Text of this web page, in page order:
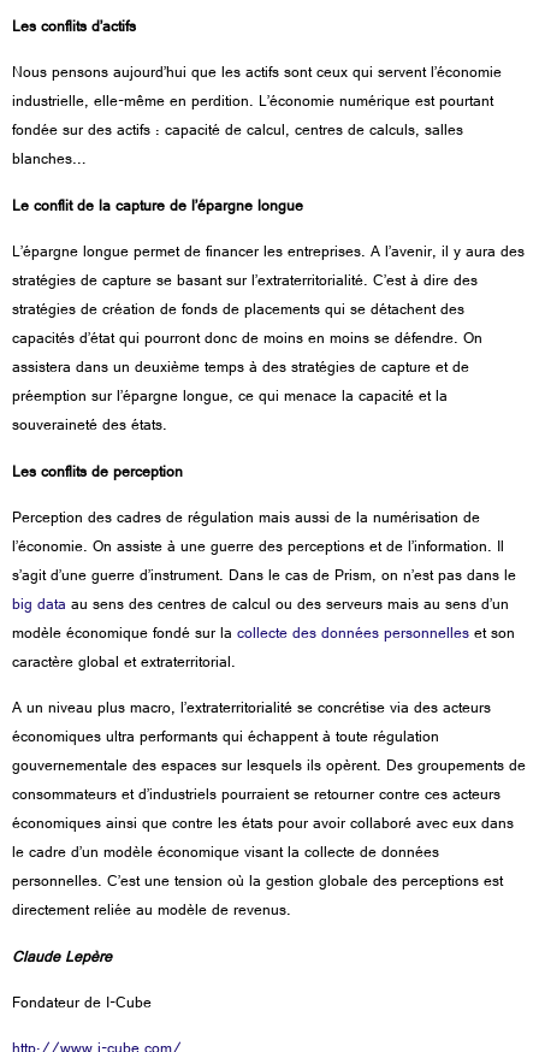
Les conflits d’actifs
Nous pensons aujourd’hui que les actifs sont ceux qui servent l’économie
industrielle, elle-même en perdition. L’économie numérique est pourtant
fondée sur des actifs : capacité de calcul, centres de calculs, salles
blanches…
Le conflit de la capture de l’épargne longue
L’épargne longue permet de financer les entreprises. A l’avenir, il y aura des
stratégies de capture se basant sur l’extraterritorialité. C’est à dire des
stratégies de création de fonds de placements qui se détachent des
capacités d’état qui pourront donc de moins en moins se défendre. On
assistera dans un deuxième temps à des stratégies de capture et de
préemption sur l’épargne longue, ce qui menace la capacité et la
souveraineté des états.
Les conflits de perception
Perception des cadres de régulation mais aussi de la numérisation de
l’économie. On assiste à une guerre des perceptions et de l’information. Il
s’agit d’une guerre d’instrument. Dans le cas de Prism, on n’est pas dans le
big dataau sens des centres de calcul ou des serveurs mais au sens d’un
modèle économique fondé sur lacollecte des données personnelleset son
caractère global et extraterritorial.
A un niveau plus macro, l’extraterritorialité se concrétise via des acteurs
économiques ultra performants qui échappent à toute régulation
gouvernementale des espaces sur lesquels ils opèrent. Des groupements de
consommateurs et d’industriels pourraient se retourner contre ces acteurs
économiques ainsi que contre les états pour avoir collaboré avec eux dans
le cadre d’un modèle économique visant la collecte de données
personnelles. C’est une tension où la gestion globale des perceptions est
directement reliée au modèle de revenus.
Claude Lepère
Fondateur de I-Cube